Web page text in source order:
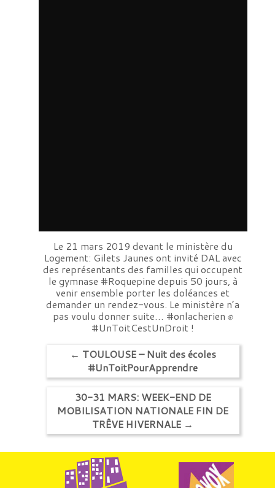
Le 21 mars 2019 devant le ministère du
Logement: Gilets Jaunes ont invité DAL avec
des représentants des familles qui occupent
le gymnase #Roquepine depuis 50 jours, à
venir ensemble porter les doléances et
demander un rendez-vous. Le ministère n’a
pas voulu donner suite… #onlacherien ✊
#UnToitCestUnDroit !
← TOULOUSE – Nuit des écoles
#UnToitPourApprendre
30-31 MARS: WEEK-END DE
MOBILISATION NATIONALE FIN DE
TRÊVE HIVERNALE →